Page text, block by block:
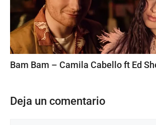
Bam Bam – Camila Cabello ft Ed
Deja un comentario